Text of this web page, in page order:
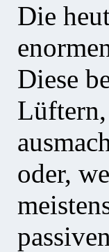
Die
Diese
oder,